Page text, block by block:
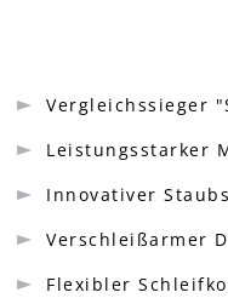
Vergleichssieger
Leistungsstarker
Innovativer
Verschleißarmer
Flexibler